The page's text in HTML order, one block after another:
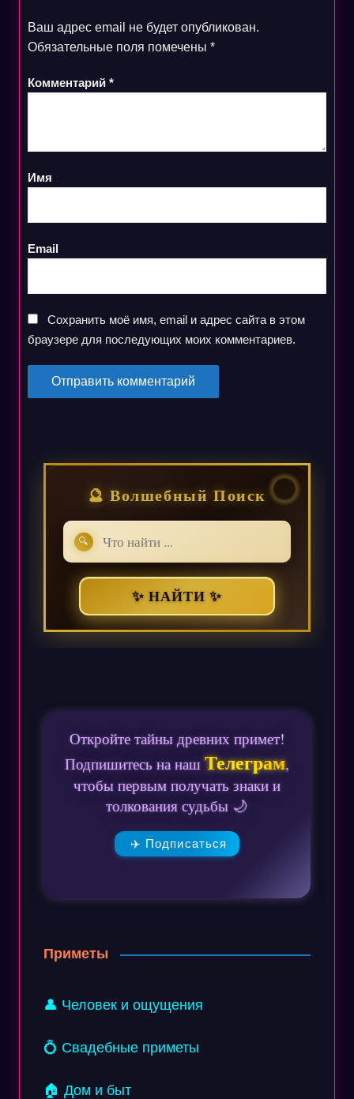
Ваш адрес email не будет опубликован.
Обязательные поля помечены *
Комментарий *
Имя
Email
Сохранить моё имя, email и адрес сайта в этом
браузере для последующих моих комментариев.
🔮 Волшебный Поиск
🔍
✨ НАЙТИ ✨
Откройте тайны древних примет!
Подпишитесь на нашТелеграм,
чтобы первым получать знаки и
толкования судьбы 🌙
✈️ Подписаться
Приметы
👤 Человек и ощущения
💍 Свадебные приметы
🏠 Дом и быт